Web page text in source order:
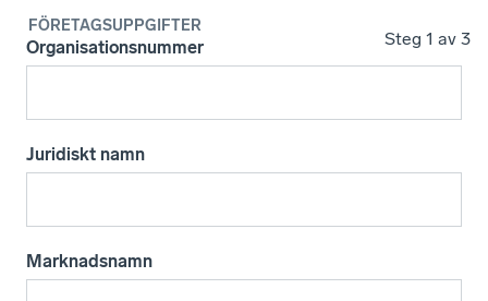
Steg 1 av 3
FÖRETAGSUPPGIFTER
Organisationsnummer
Juridiskt namn
Marknadsnamn